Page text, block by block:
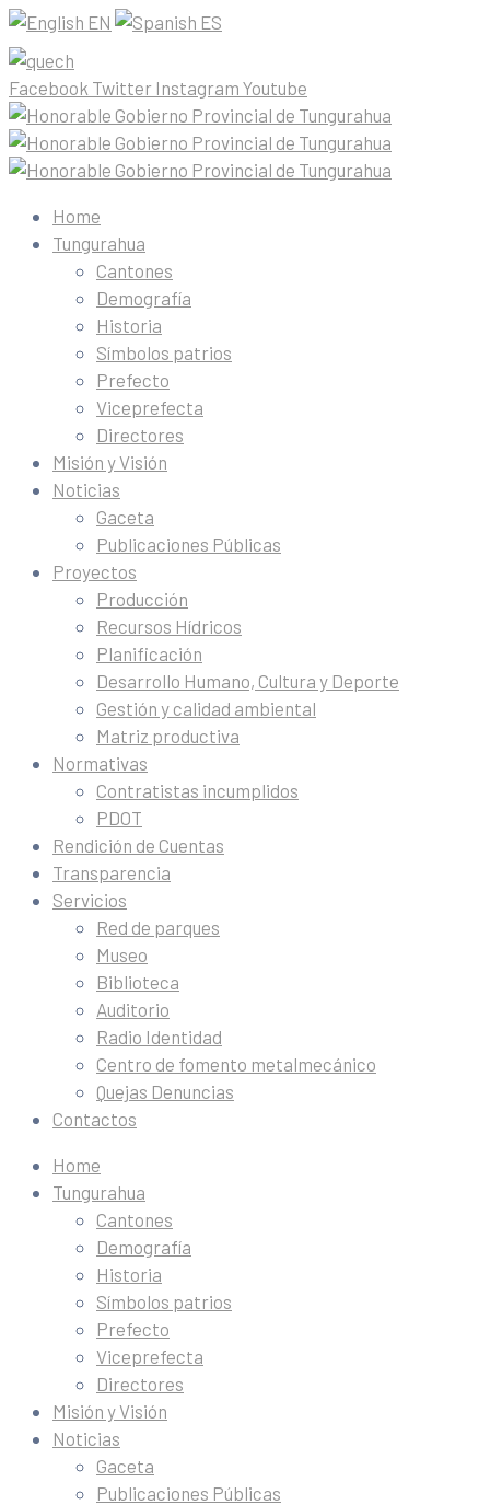
EN ES
Facebook Twitter Instagram Youtube
Home
Tungurahua
Cantones
Demografía
Historia
Símbolos patrios
Prefecto
Viceprefecta
Directores
Misión y Visión
Noticias
Gaceta
Publicaciones Públicas
Proyectos
Producción
Recursos Hídricos
Planificación
Desarrollo Humano, Cultura y Deporte
Gestión y calidad ambiental
Matriz productiva
Normativas
Contratistas incumplidos
PDOT
Rendición de Cuentas
Transparencia
Servicios
Red de parques
Museo
Biblioteca
Auditorio
Radio Identidad
Centro de fomento metalmecánico
Quejas Denuncias
Contactos
Home
Tungurahua
Cantones
Demografía
Historia
Símbolos patrios
Prefecto
Viceprefecta
Directores
Misión y Visión
Noticias
Gaceta
Publicaciones Públicas